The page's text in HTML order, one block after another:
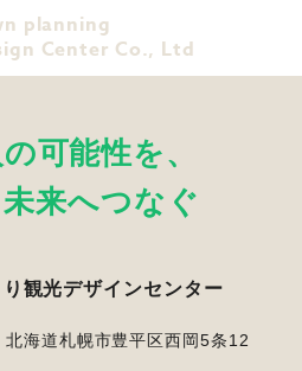
planning
Center Co., Ltd
可能性を、
来へつなぐ
り観光デザインセンター
海道札幌市豊平区西岡5条12